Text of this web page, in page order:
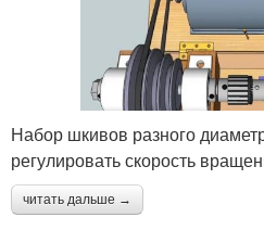
Набор шкивов разного
регулировать скорость
читать дальше →